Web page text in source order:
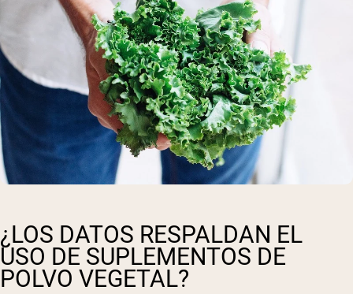
¿LOS DATOS RESPALDAN EL
USO DE SUPLEMENTOS DE
POLVO VEGETAL?